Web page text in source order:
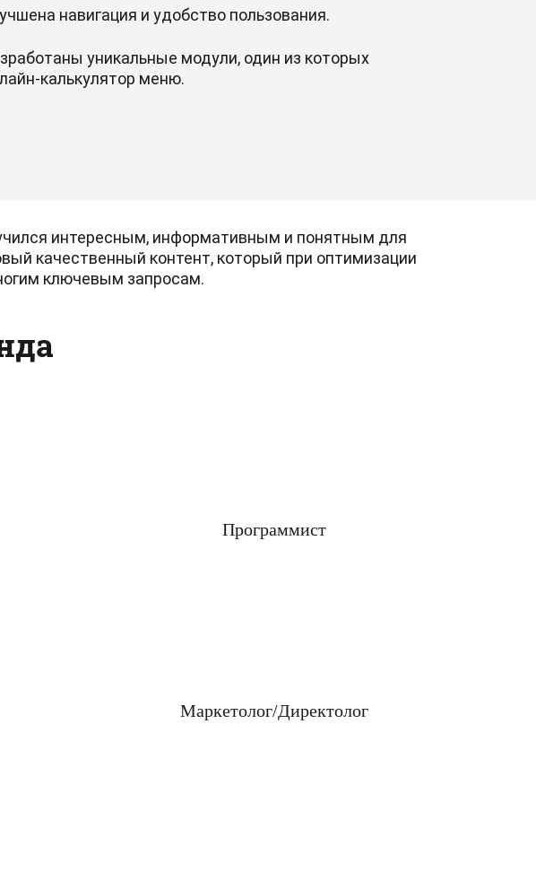
навигация и удобство пользования.
уникальные модули, один из которых
калькулятор меню.
интересным, информативным и понятным для
качественный контент, который при оптимизации
ключевым запросам.
Программист
Маркетолог/Директолог